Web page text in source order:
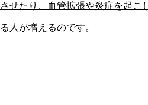
せたり、血管拡張や炎症を起こ
人が増えるのです。